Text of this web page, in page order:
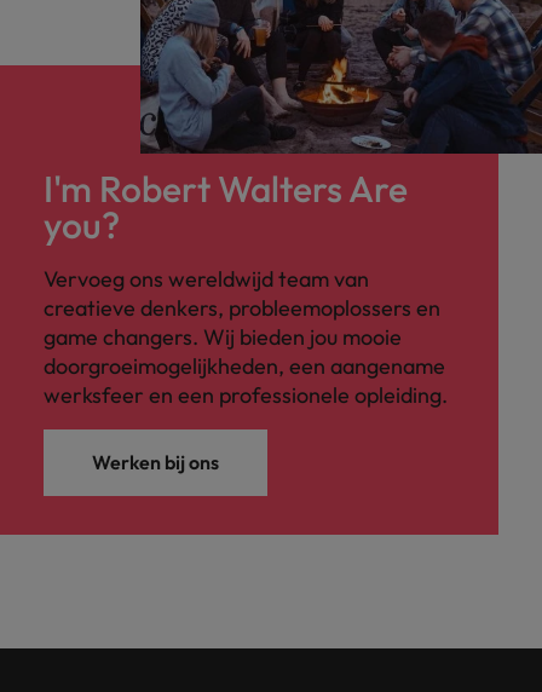
I'm Robert Walters Are
you?
Vervoeg ons wereldwijd team van
creatieve denkers, probleemoplossers en
game changers. Wij bieden jou mooie
doorgroeimogelijkheden, een aangename
werksfeer en een professionele opleiding.
Werken bij ons